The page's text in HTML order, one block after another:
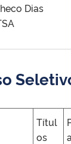
Dias
Títul
os
a